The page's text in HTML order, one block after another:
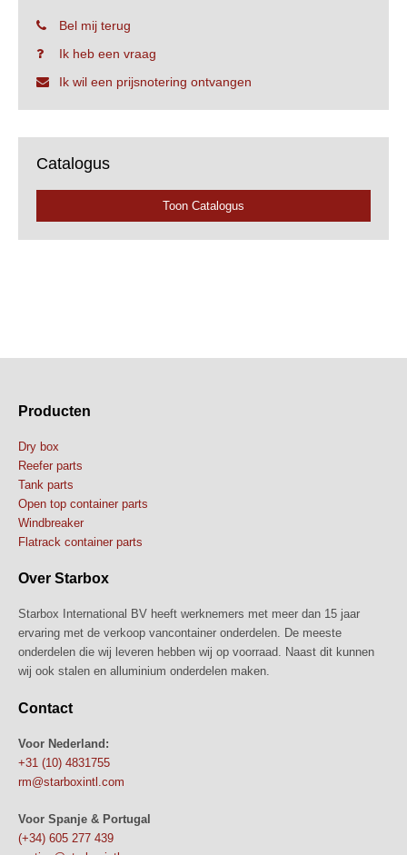
Bel mij terug
Ik heb een vraag
Ik wil een prijsnotering ontvangen
Catalogus
Toon Catalogus
Producten
Dry box
Reefer parts
Tank parts
Open top container parts
Windbreaker
Flatrack container parts
Over Starbox
Starbox International BV heeft werknemers met meer dan 15 jaar
ervaring met de verkoop vancontainer onderdelen. De meeste
onderdelen die wij leveren hebben wij op voorraad. Naast dit kunnen
wij ook stalen en alluminium onderdelen maken.
Contact
Voor Nederland:
+31 (10) 4831755
rm@starboxintl.com
Voor Spanje & Portugal
(+34) 605 277 439